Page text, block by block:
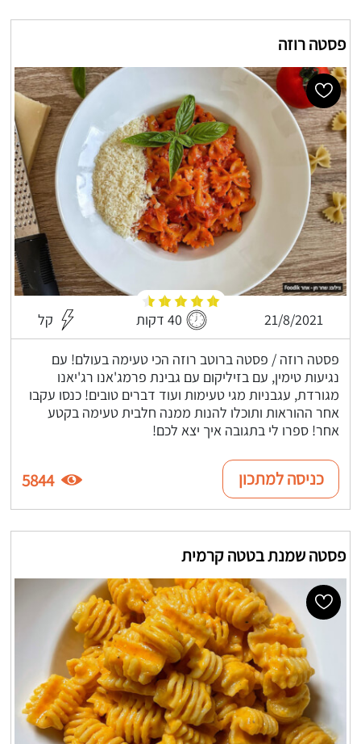
פסטה רוזה
21/8/2021 40 דקות קל
פסטה רוזה / פסטה ברוטב רוזה הכי טעימה בעולם! עם
נגיעות טימין, עם בזיליקום עם גבינת פרמג'אנו רג'יאנו
מגורדת, עגבניות מגי טעימות ועוד דברים טובים! כנסו עקבו
אחר ההוראות ותוכלו להנות ממנה חלבית טעימה בקטע
אחר! ספרו לי בתגובה איך יצא לכם!
כניסה למתכון 5844
פסטה שמנת בטטה קרמית